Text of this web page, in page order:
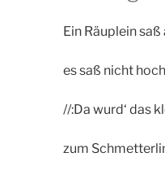
Ein Räuplein
es saß nicht
//:Da wurd‘ das
zum